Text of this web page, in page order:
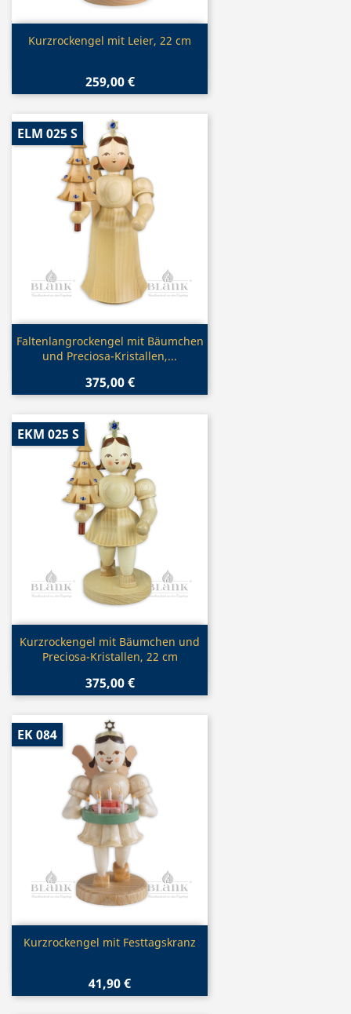
Vorschau
Kurzrockengel mit Leier, 22 cm
259,00 €
Vorschau
Faltenlangrockengel mit Bäumchen
und Preciosa-Kristallen,...
375,00 €
ELM 025 S
Vorschau
Kurzrockengel mit Bäumchen und
Preciosa-Kristallen, 22 cm
375,00 €
EKM 025 S
Vorschau
Kurzrockengel mit Festtagskranz
41,90 €
EK 084